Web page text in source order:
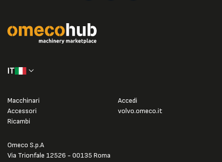
IT
Omeco S.p.A
Via Trionfale 12526 - 00135 Roma
Macchinari
Accessori
Ricambi
Accedi
volvo.omeco.it